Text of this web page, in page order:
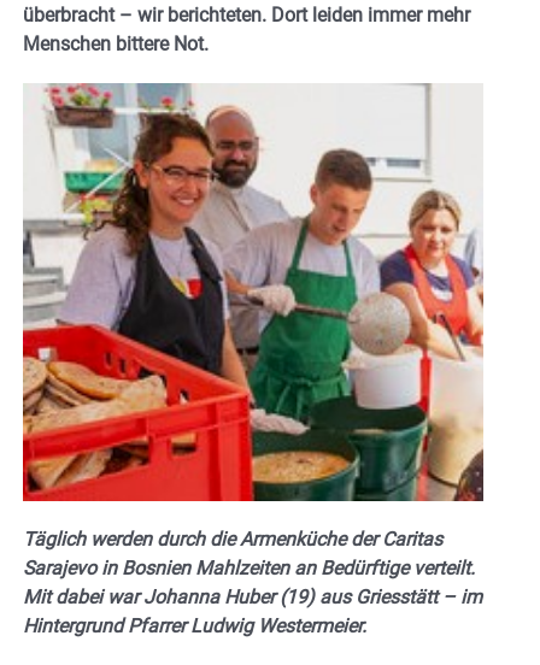
überbracht – wir berichteten. Dort leiden immer mehr
Menschen bittere Not.
Täglich werden durch die Armenküche der Caritas
Sarajevo in Bosnien Mahlzeiten an Bedürftige verteilt.
Mit dabei war Johanna Huber (19) aus Griesstätt – im
Hintergrund Pfarrer Ludwig Westermeier.